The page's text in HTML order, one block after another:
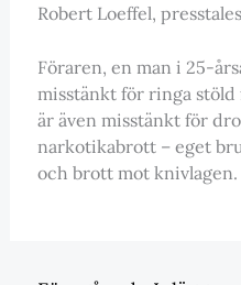
Robert Loeffel,
Föraren, en man i 25-
misstänkt för ringa stöld
är även misstänkt för
narkotikabrott – eget
och brott mot knivlagen.